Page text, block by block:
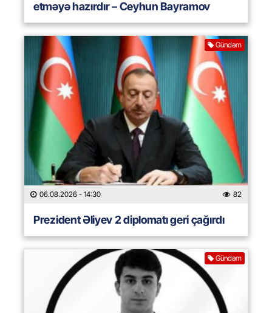
etməyə hazırdır – Ceyhun Bayramov
Gündəm
06.08.2026 - 14:30 82
Prezident Əliyev 2 diplomatı geri çağırdı
Gündəm